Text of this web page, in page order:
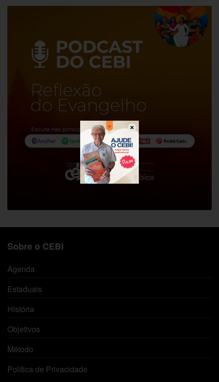
Sobre o CEBI
Agenda
Estaduais
História
Objetivos
Método
Política de Privacidade